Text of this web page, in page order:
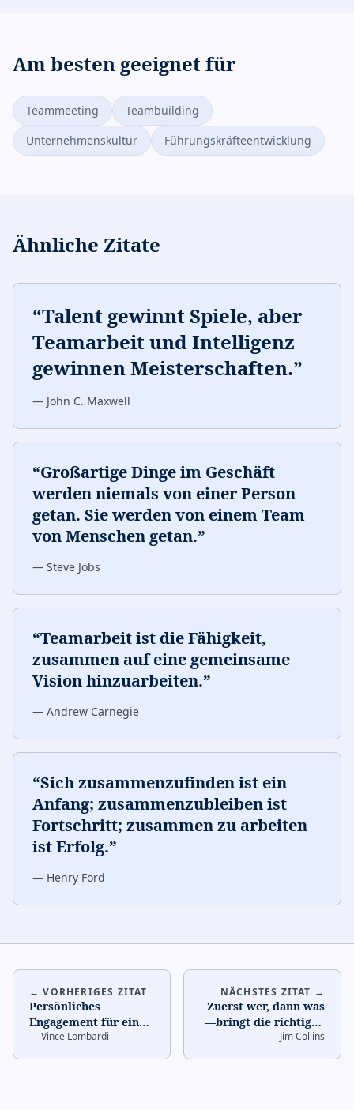
Am besten geeignet für
Teammeeting
Teambuilding
Unternehmenskultur
Führungskräfteentwicklung
Ähnliche Zitate
“Talent gewinnt Spiele, aber
Teamarbeit und Intelligenz
gewinnen Meisterschaften.”
— John C. Maxwell
“Großartige Dinge im Geschäft
werden niemals von einer Person
getan. Sie werden von einem Team
von Menschen getan.”
— Steve Jobs
“Teamarbeit ist die Fähigkeit,
zusammen auf eine gemeinsame
Vision hinzuarbeiten.”
— Andrew Carnegie
“Sich zusammenzufinden ist ein
Anfang; zusammenzubleiben ist
Fortschritt; zusammen zu arbeiten
ist Erfolg.”
— Henry Ford
← VORHERIGES ZITAT
Persönliches
Engagement für eine
gemeinsame
—Vince Lombardi
NÄCHSTES ZITAT →
Zuerst wer, dann was
—bringt die richtigen
Leute in den Bus.…
— Jim Collins